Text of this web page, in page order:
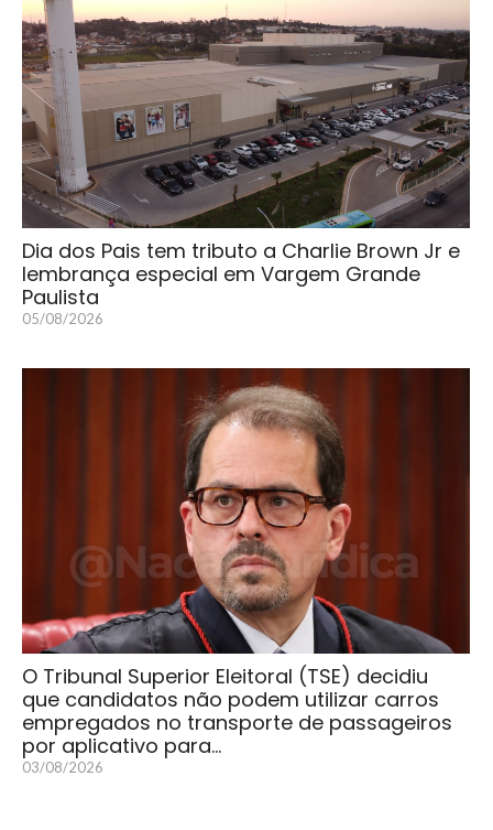
Dia dos Pais tem tributo a Charlie Brown Jr e
lembrança especial em Vargem Grande
Paulista
05/08/2026
O Tribunal Superior Eleitoral (TSE) decidiu
que candidatos não podem utilizar carros
empregados no transporte de passageiros
por aplicativo para…
03/08/2026